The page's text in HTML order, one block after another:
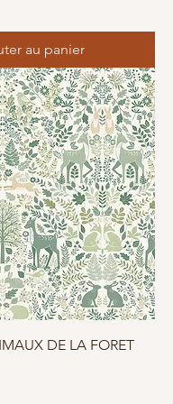
au panier
DE LA FORET